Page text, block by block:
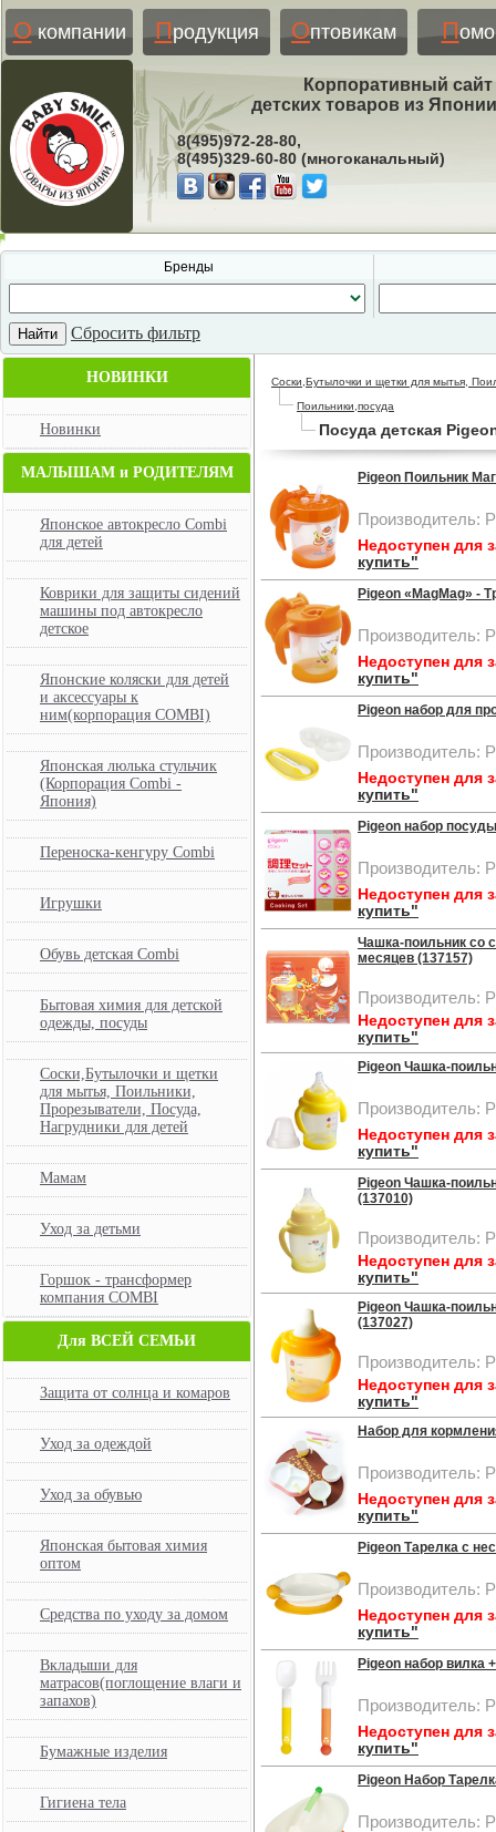
Окомпании Продукция Оптовикам П
Корпоративный
детских товаров из
8(495)972-28-80,
8(495)329-60-80 (многоканальный)
Бренды
Сбросить фильтр
НОВИНКИ
Новинки
МАЛЫШАМ и РОДИТЕЛЯМ
Японское автокресло Combi
для детей
Коврики для защиты сидений
машины под автокресло
детское
Японские коляски для детей
и аксессуары к
ним(корпорация COMBI)
Японская люлька стульчик
(Корпорация Combi -
Япония)
Переноска-кенгуру Combi
Игрушки
Обувь детская Combi
Бытовая химия для детской
одежды, посуды
Соски,Бутылочки и щетки
для мытья, Поильники,
Прорезыватели, Посуда,
Нагрудники для детей
Мамам
Уход за детьми
Горшок - трансформер
компания COMBI
Для ВСЕЙ СЕМЬИ
Защита от солнца и комаров
Уход за одеждой
Уход за обувью
Японская бытовая химия
оптом
Средства по уходу за домом
Вкладыши для
матрасов(поглощение влаги и
запахов)
Бумажные изделия
Гигиена тела
Соски,Бутылочки и щетки для мытья,
Поильники,посуда
Посуда детская
Pigeon Поильник
Производитель:
Недоступен для
купить"
Pigeon «MagMag» -
Производитель:
Недоступен для
купить"
Pigeon набор для
Производитель:
Недоступен для
купить"
Pigeon набор
Производитель:
Недоступен для
купить"
Чашка-поильник со
месяцев (137157)
Производитель:
Недоступен для
купить"
Pigeon Чашка-
Производитель:
Недоступен для
купить"
Pigeon Чашка-
(137010)
Производитель:
Недоступен для
купить"
Pigeon Чашка-
(137027)
Производитель:
Недоступен для
купить"
Набор для
Производитель:
Недоступен для
купить"
Pigeon Тарелка с
Производитель:
Недоступен для
купить"
Pigeon набор вилка
Производитель:
Недоступен для
купить"
Pigeon Набор
Производитель: